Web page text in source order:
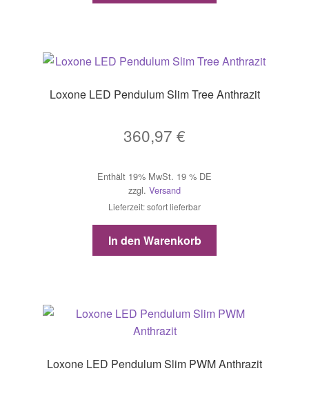
Loxone LED Pendulum Slim Tree Anthrazit
360,97 €
Enthält 19% MwSt. 19 % DE
zzgl. Versand
Lieferzeit: sofort lieferbar
In den Warenkorb
Loxone LED Pendulum Slim PWM Anthrazit